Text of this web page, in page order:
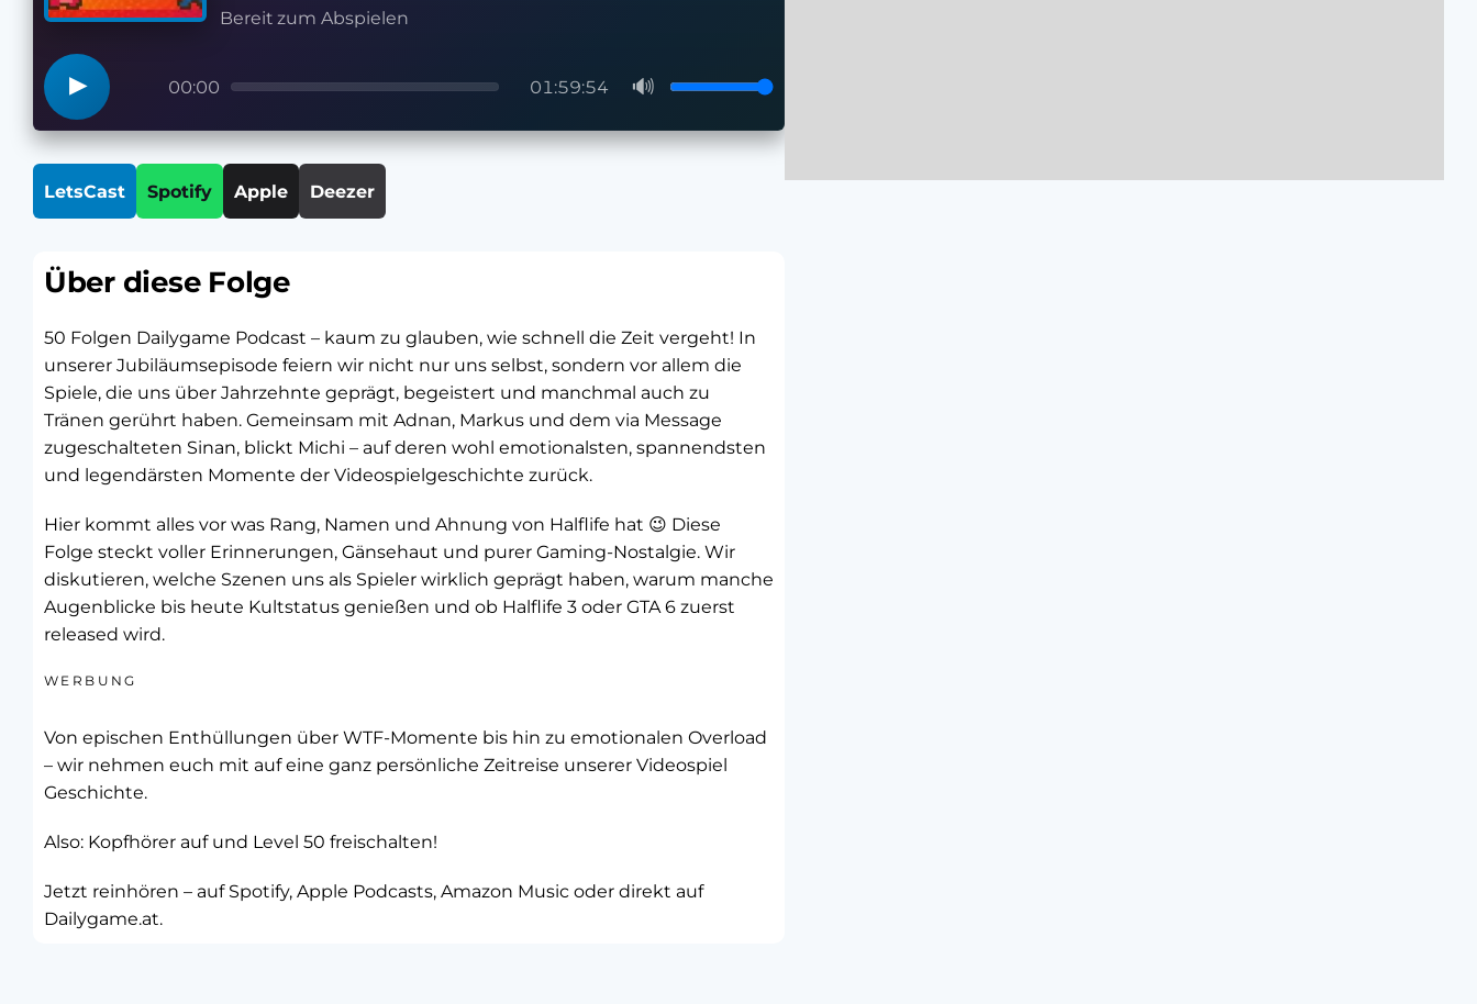
Bereit zum Abspielen
▶ 00:00 01:59:54 🔊
LetsCast Spotify Apple Deezer
Über diese Folge
50 Folgen Dailygame Podcast – kaum zu glauben, wie schnell die Zeit vergeht! In
unserer Jubiläumsepisode feiern wir nicht nur uns selbst, sondern vor allem die
Spiele, die uns über Jahrzehnte geprägt, begeistert und manchmal auch zu
Tränen gerührt haben. Gemeinsam mit Adnan, Markus und dem via Message
zugeschalteten Sinan, blickt Michi – auf deren wohl emotionalsten, spannendsten
und legendärsten Momente der Videospielgeschichte zurück.
Hier kommt alles vor was Rang, Namen und Ahnung von Halflife hat 😉 Diese
Folge steckt voller Erinnerungen, Gänsehaut und purer Gaming-Nostalgie. Wir
diskutieren, welche Szenen uns als Spieler wirklich geprägt haben, warum manche
Augenblicke bis heute Kultstatus genießen und ob Halflife 3 oder GTA 6 zuerst
released wird.
WERBUNG
Von epischen Enthüllungen über WTF-Momente bis hin zu emotionalen Overload
– wir nehmen euch mit auf eine ganz persönliche Zeitreise unserer Videospiel
Geschichte.
Also: Kopfhörer auf und Level 50 freischalten!
Jetzt reinhören – auf Spotify, Apple Podcasts, Amazon Music oder direkt auf
Dailygame.at.